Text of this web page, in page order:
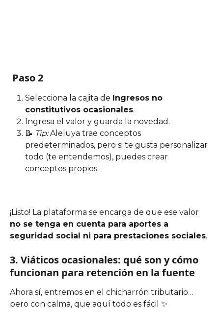
Paso 2
Selecciona la cajita de Ingresos no
constitutivos ocasionales.
Ingresa el valor y guarda la novedad.
📝 Tip: Aleluya trae conceptos
predeterminados, pero si te gusta personalizar
todo (te entendemos), puedes crear
conceptos propios.
¡Listo! La plataforma se encarga de que ese valor
no se tenga en cuenta para aportes a
seguridad social ni para prestaciones sociales.
3. Viáticos ocasionales: qué son y cómo
funcionan para retención en la fuente
Ahora sí, entremos en el chicharrón tributario…
pero con calma, que aquí todo es fácil ✨